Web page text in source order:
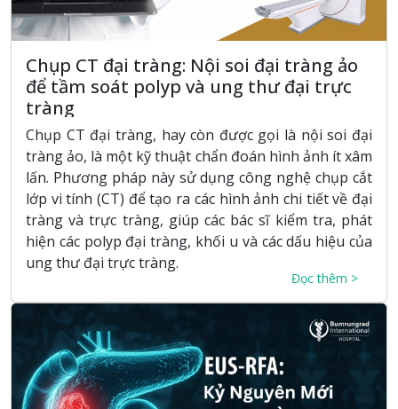
Chụp CT đại tràng: Nội soi đại tràng ảo
để tầm soát polyp và ung thư đại trực
tràng
Chụp CT đại tràng, hay còn được gọi là nội soi đại
tràng ảo, là một kỹ thuật chẩn đoán hình ảnh ít xâm
lấn. Phương pháp này sử dụng công nghệ chụp cắt
lớp vi tính (CT) để tạo ra các hình ảnh chi tiết về đại
tràng và trực tràng, giúp các bác sĩ kiểm tra, phát
hiện các polyp đại tràng, khối u và các dấu hiệu của
ung thư đại trực tràng.
Đọc thêm >